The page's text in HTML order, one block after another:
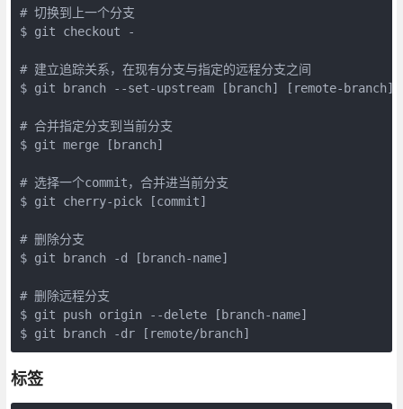
# 切换到上一个分支
$ git checkout -
# 建立追踪关系，在现有分支与指定的远程分支之间
$ git branch --set-upstream [branch] [remote-branch]
# 合并指定分支到当前分支
$ git merge [branch]
# 选择一个commit，合并进当前分支
$ git cherry-pick [commit]
# 删除分支
$ git branch -d [branch-name]
# 删除远程分支
$ git push origin --delete [branch-name]
$ git branch -dr [remote/branch]
标签